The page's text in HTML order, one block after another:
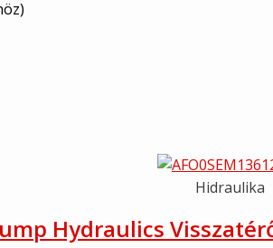
Hidraulika
Hydraulics